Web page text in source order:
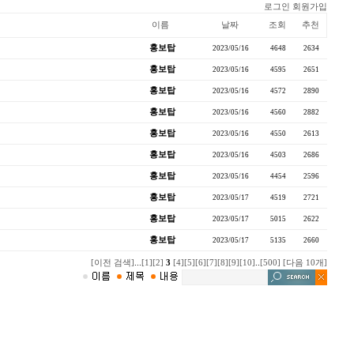
로그인 회원가입
이름 날짜 조회 추천
홍보탑 2023/05/16 4648 2634
홍보탑 2023/05/16 4595 2651
홍보탑 2023/05/16 4572 2890
홍보탑 2023/05/16 4560 2882
홍보탑 2023/05/16 4550 2613
홍보탑 2023/05/16 4503 2686
홍보탑 2023/05/16 4454 2596
홍보탑 2023/05/17 4519 2721
홍보탑 2023/05/17 5015 2622
홍보탑 2023/05/17 5135 2660
[이전 검색] [1] [2] 3 [4] [5] [6] [7] [8] [9] [10] [500] [다음 10개]